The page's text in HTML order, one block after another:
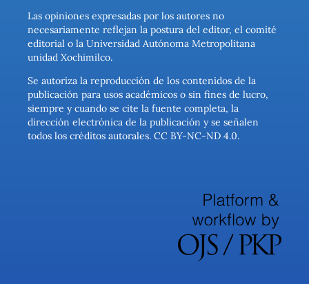
Las opiniones expresadas por los autores no
necesariamente reflejan la postura del editor, el comité
editorial o la Universidad Autónoma Metropolitana
unidad Xochimilco.
Se autoriza la reproducción de los contenidos de la
publicación para usos académicos o sin fines de lucro,
siempre y cuando se cite la fuente completa, la
dirección electrónica de la publicación y se señalen
todos los créditos autorales. CC BY-NC-ND 4.0.